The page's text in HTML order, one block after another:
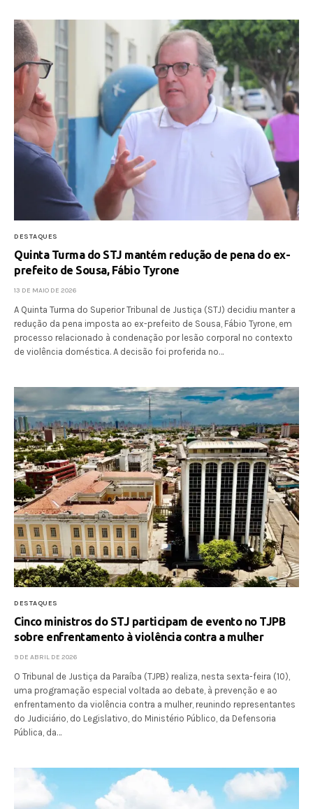
DESTAQUES
Quinta Turma do STJ mantém redução de pena do ex-
prefeito de Sousa, Fábio Tyrone
13 DE MAIO DE 2026
A Quinta Turma do Superior Tribunal de Justiça (STJ) decidiu manter a
redução da pena imposta ao ex-prefeito de Sousa, Fábio Tyrone, em
processo relacionado à condenação por lesão corporal no contexto
de violência doméstica. A decisão foi proferida no…
DESTAQUES
Cinco ministros do STJ participam de evento no TJPB
sobre enfrentamento à violência contra a mulher
9 DE ABRIL DE 2026
O Tribunal de Justiça da Paraíba (TJPB) realiza, nesta sexta-feira (10),
uma programação especial voltada ao debate, à prevenção e ao
enfrentamento da violência contra a mulher, reunindo representantes
do Judiciário, do Legislativo, do Ministério Público, da Defensoria
Pública, da…